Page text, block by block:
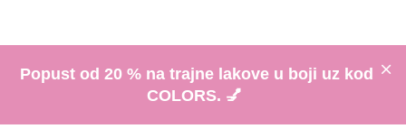
Popust od 20 % na trajne lakove u boji uz kod
COLORS. 💅